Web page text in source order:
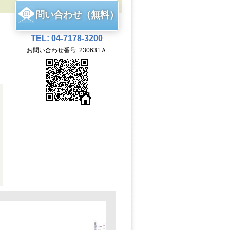
問い合わせ（無料）
TEL: 04-7178-3200
お問い合わせ番号: 230631Ａ